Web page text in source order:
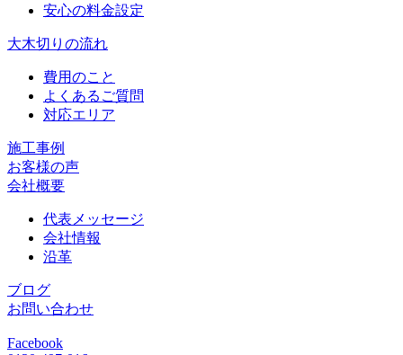
安心の料金設定
大木切りの流れ
費用のこと
よくあるご質問
対応エリア
施工事例
お客様の声
会社概要
代表メッセージ
会社情報
沿革
ブログ
お問い合わせ
Facebook